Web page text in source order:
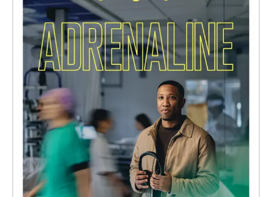
respond to your movements, building to a climax as
you approach the tower, and receding as you move
away... When you reach the tower, look for the war
memorial, 'Sint-Joris en de Draak', by the side of the
church. The music will ebb away, leaving you in
silence. Behind the memorial you will find a garden
and a new set of sounds to listen to. Perhaps spend
some time here.